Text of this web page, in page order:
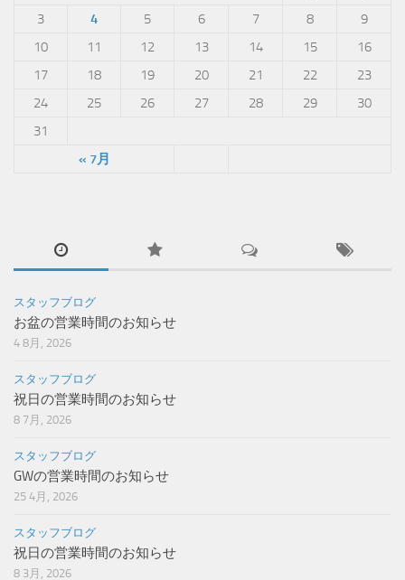
« 7月
3
4 5 6 7 8
9
10
11 12 13 14 15
16
17
18 19 20 21 22
23
24
25 26 27 28 29
30
31
スタッフブログ
お盆の営業時間のお知らせ
4 8月, 2026
スタッフブログ
祝日の営業時間のお知らせ
8 7月, 2026
スタッフブログ
GWの営業時間のお知らせ
25 4月, 2026
スタッフブログ
祝日の営業時間のお知らせ
8 3月, 2026